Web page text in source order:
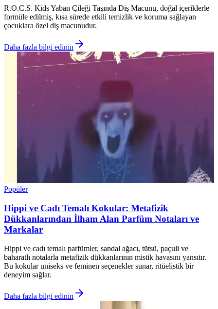
R.O.C.S. Kids Yaban Çileği Taşında Diş Macunu, doğal içeriklerle
formüle edilmiş, kısa sürede etkili temizlik ve koruma sağlayan
çocuklara özel diş macunudur.
Daha fazla bilgi edinin
Popüler
Hippi ve Cadı Temalı Kokular: Metafizik
Dükkanlarından İlham Alan Parfüm Notaları ve
Markalar
Hippi ve cadı temalı parfümler, sandal ağacı, tütsü, paçuli ve
baharatlı notalarla metafizik dükkanlarının mistik havasını yansıtır.
Bu kokular uniseks ve feminen seçenekler sunar, ritüelistik bir
deneyim sağlar.
Daha fazla bilgi edinin